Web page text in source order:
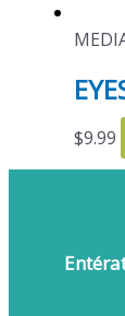
$9.99